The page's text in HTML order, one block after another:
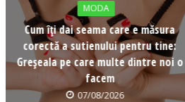
MODA
Cum îți dai seama care e măsura
corectă a sutienului pentru tine:
Greșeala pe care multe dintre noi o
facem
07/08/2026